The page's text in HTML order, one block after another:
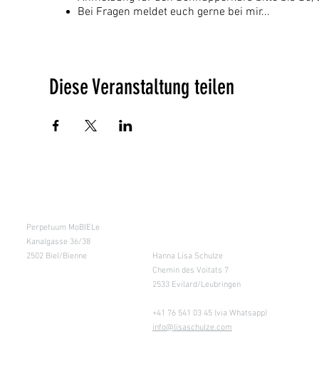
Bei Fragen meldet euch gerne bei mir...
Diese Veranstaltung teilen
Perpetuum MoBIELe
Kanalgasse 36/38
2502 Biel/Bienne
Hanna Lisa Schulze
Chemin des Voitats 7
2533 Evilard/Leubringen
+41 76 541 03 45 (via Whatsapp)
info@lisaschulze.com